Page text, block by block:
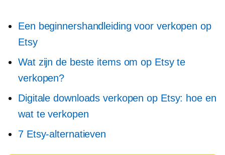
Een beginnershandleiding voor verkopen op
Etsy
Wat zijn de beste items om op Etsy te
verkopen?
Digitale downloads verkopen op Etsy: hoe en
wat te verkopen
7 Etsy-alternatieven